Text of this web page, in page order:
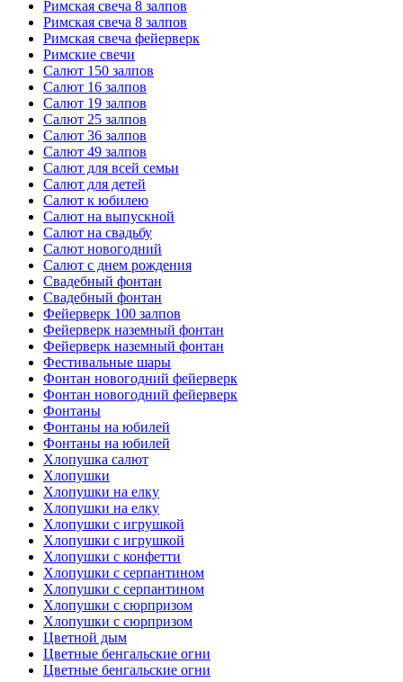
Римская свеча 8 залпов
Римская свеча 8 залпов
Римская свеча фейерверк
Римские свечи
Салют 150 залпов
Салют 16 залпов
Салют 19 залпов
Салют 25 залпов
Салют 36 залпов
Салют 49 залпов
Салют для всей семьи
Салют для детей
Салют к юбилею
Салют на выпускной
Салют на свадьбу
Салют новогодний
Салют с днем рождения
Свадебный фонтан
Свадебный фонтан
Фейерверк 100 залпов
Фейерверк наземный фонтан
Фейерверк наземный фонтан
Фестивальные шары
Фонтан новогодний фейерверк
Фонтан новогодний фейерверк
Фонтаны
Фонтаны на юбилей
Фонтаны на юбилей
Хлопушка салют
Хлопушки
Хлопушки на елку
Хлопушки на елку
Хлопушки с игрушкой
Хлопушки с игрушкой
Хлопушки с конфетти
Хлопушки с серпантином
Хлопушки с серпантином
Хлопушки с сюрпризом
Хлопушки с сюрпризом
Цветной дым
Цветные бенгальские огни
Цветные бенгальские огни